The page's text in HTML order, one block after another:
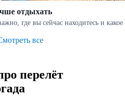
отдыхать
где вы сейчас находитесь и
все
перелёт